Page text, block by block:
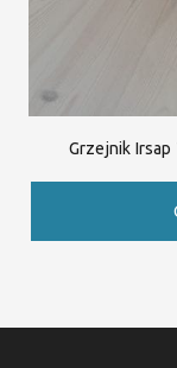
Grzejnik Irsap